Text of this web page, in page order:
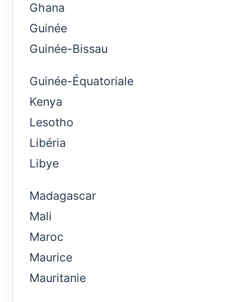
Ghana
Guinée
Guinée-Bissau
Guinée-Équatoriale
Kenya
Lesotho
Libéria
Libye
Madagascar
Mali
Maroc
Maurice
Mauritanie